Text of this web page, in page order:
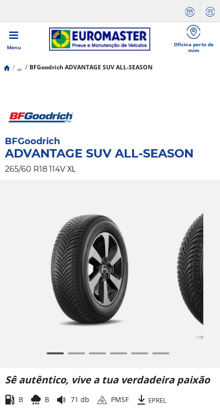
Menu
Oficina perto de
mim
... BFGoodrich ADVANTAGE SUV ALL-SEASON
BFGoodrich
ADVANTAGE SUV ALL-SEASON
265/60 R18 114V XL
6
Sê autêntico, vive a tua verdadeira paixão
B B 71 db PMSF EPREL